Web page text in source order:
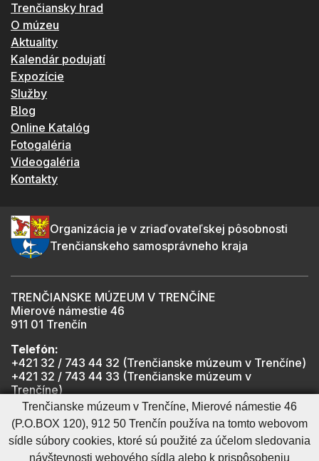
Trenčiansky hrad
O múzeu
Aktuality
Kalendár podujatí
Expozície
Služby
Blog
Online Katalóg
Fotogaléria
Videogaléria
Kontakty
Organizácia je v zriaďovateľskej pôsobnosti
Trenčianskeho samosprávneho kraja
TRENČIANSKE MÚZEUM V TRENČÍNE
Mierové námestie 46
911 01 Trenčín
Telefón:
+421 32 / 743 44 32 (Trenčianske múzeum v Trenčíne)
+421 32 / 743 44 33 (Trenčianske múzeum v
Trenčíne)
+421 901 918 825 (Trenčiansky hrad - informátor -
počas otváracích hodín hradu)
Trenčianske múzeum v Trenčíne, Mierové námestie 46
(P.O.BOX 120), 912 50 Trenčín používa na tomto webovom
sídle súbory cookies, ktoré sú použité za účelom sledovania
návštevnosti webového sídla alebo k prispôsobeniu